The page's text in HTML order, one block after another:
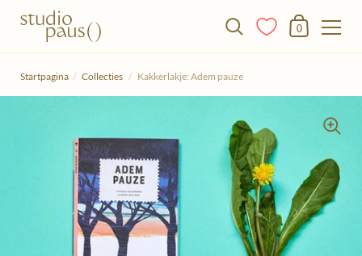
Winkelmandje
0
Startpagina / Collecties / Kakkerlakje: Adem pauze